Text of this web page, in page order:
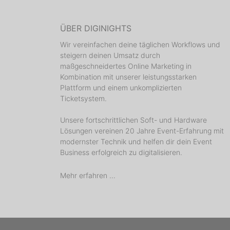
ÜBER DIGINIGHTS
Wir vereinfachen deine täglichen Workflows und
steigern deinen Umsatz durch
maßgeschneidertes Online Marketing in
Kombination mit unserer leistungsstarken
Plattform und einem unkomplizierten
Ticketsystem.
Unsere fortschrittlichen Soft- und Hardware
Lösungen vereinen 20 Jahre Event-Erfahrung mit
modernster Technik und helfen dir dein Event
Business erfolgreich zu digitalisieren.
Mehr erfahren ...